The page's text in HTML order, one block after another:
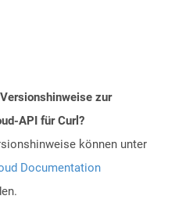
zur
API für Curl?
können unter
Documentation